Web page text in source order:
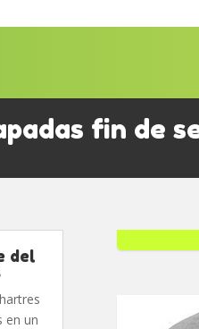
fin de
del
en un